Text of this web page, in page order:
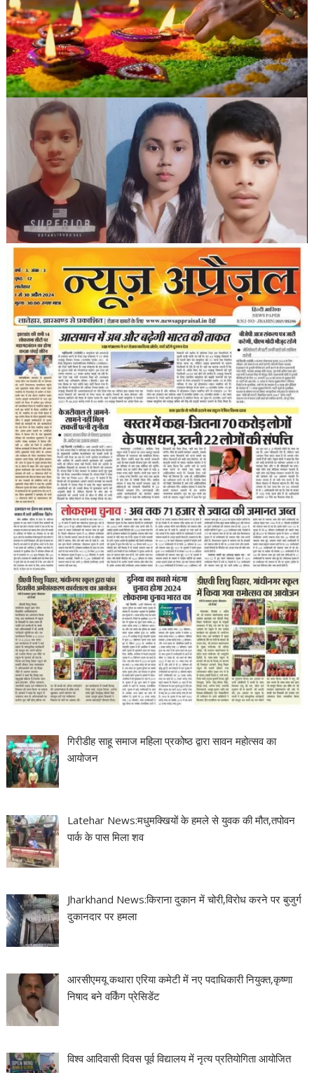
गिरीडीह साहू समाज महिला प्रकोष्ठ द्वारा सावन महोत्सव का
आयोजन
Latehar News:मधुमक्खियों के हमले से युवक की मौत,तपोवन
पार्क के पास मिला शव
Jharkhand News:किराना दुकान में चोरी,विरोध करने पर बुजुर्ग
दुकानदार पर हमला
आरसीएमयू कथारा एरिया कमेटी में नए पदाधिकारी नियुक्त,कृष्णा
निषाद बने वर्किंग प्रेसिडेंट
विश्व आदिवासी दिवस पूर्व विद्यालय में नृत्य प्रतियोगिता आयोजित